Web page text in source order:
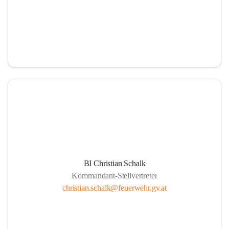
BI Christian Schalk
Kommandant-Stellvertreter
christian.schalk@feuerwehr.gv.at